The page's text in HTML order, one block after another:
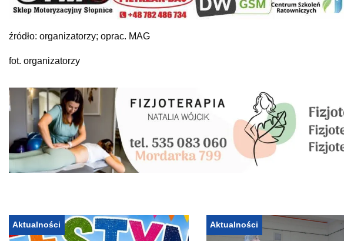
źródło: organizatorzy; oprac. MAG
fot. organizatorzy
Aktualności Aktualności